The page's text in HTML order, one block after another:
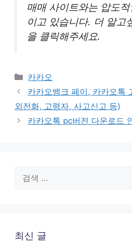
매매 사이트와는 압도
이고 있습니다. 더 알고
을 클릭해주세요.
카
테
고
리
카카오
카카오뱅크 페이, 카카오톡
외전화, 고령자, 사고신고 등)
카카오톡 pc버전 다운로드
색:
최신 글